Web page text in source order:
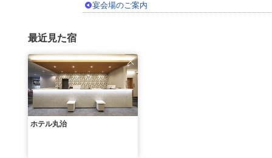
宴会場のご案内
最近見た宿
ホテル丸治